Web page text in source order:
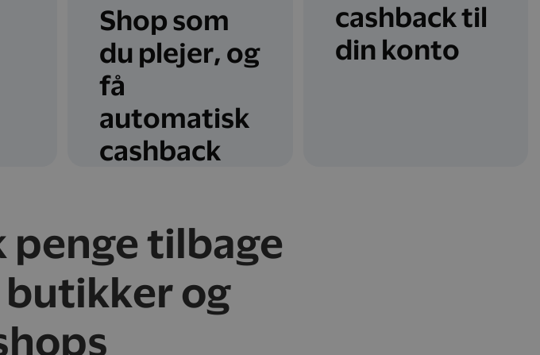
Shop som
du plejer, og
få
automatisk
cashback
cashback til
din konto
penge tilbage
butikker og